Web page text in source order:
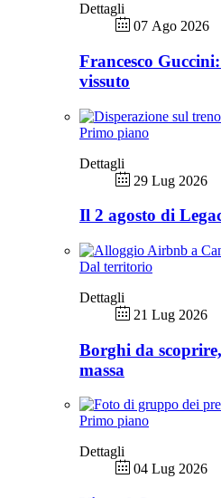
Dettagli
07 Ago 2026
Francesco
vissuto
Primo piano
Dettagli
29 Lug 2026
Il 2 agosto di
Dal territorio
Dettagli
21 Lug 2026
Borghi da
massa
Primo piano
Dettagli
04 Lug 2026